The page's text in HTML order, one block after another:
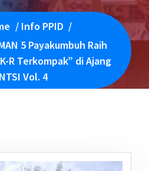
/ Info PPID /
5 Payakumbuh Raih
R Terkompak” di Ajang
Vol. 4